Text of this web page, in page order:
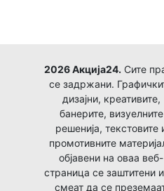
2026 Акција24. Сите
се задржани.
дизајни, креативите,
банерите, визуелните
решенија, текстовите
промотивните
објавени на оваа веб-
страница се заштитени
смеат да се